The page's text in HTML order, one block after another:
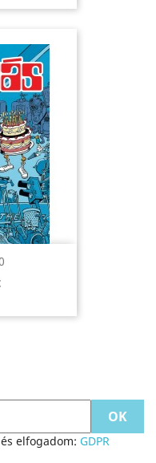
elfogadom: GDPR